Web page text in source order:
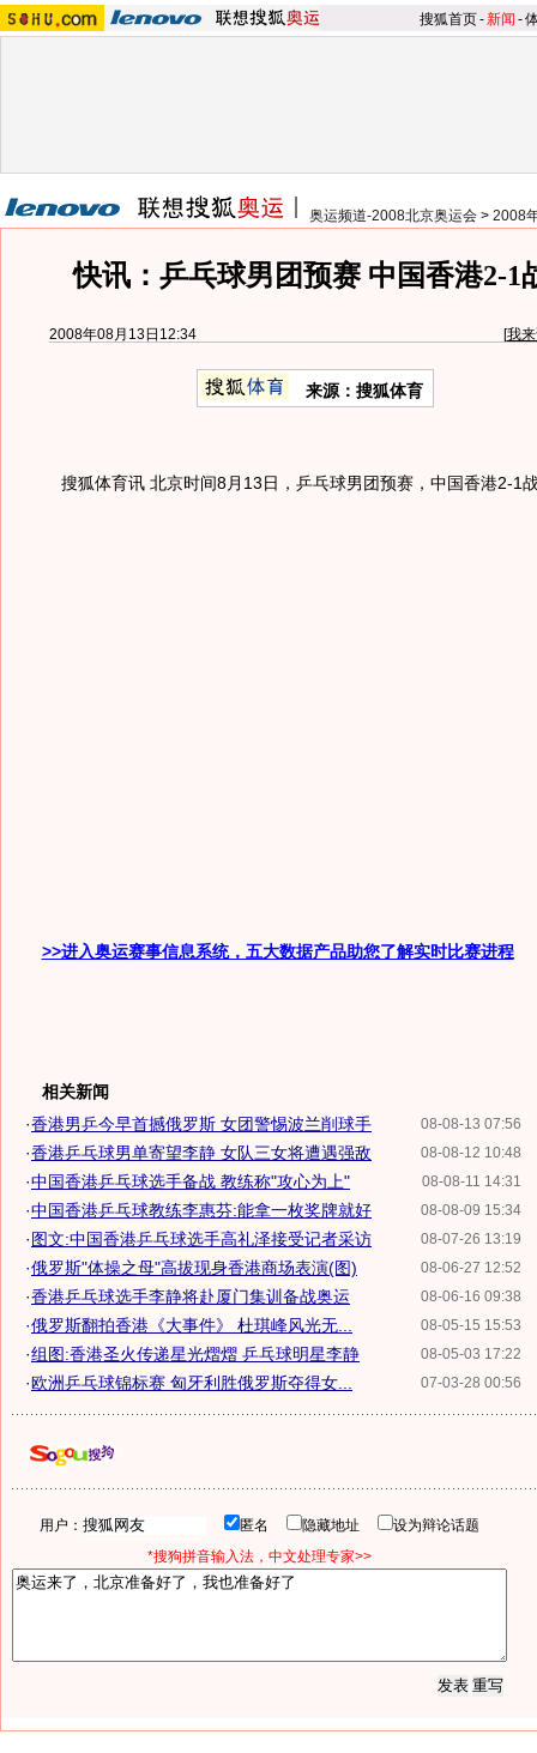
搜狐首页-新闻 -
奥运频道-2008北京奥运会 > 2008
快讯：乒乓球男团预赛 中国香港2-1
2008年08月13日12:34 [我
来源：搜狐体育
搜狐体育讯 北京时间8月13日，乒乓球男团预赛，中国香港2-1
>>进入奥运赛事信息系统，五大数据产品助您了解实时比赛进程
相关新闻
08-08-13 07:56
·香港男乒今早首撼俄罗斯 女团警惕波兰削球手
08-08-12 10:48
·香港乒乓球男单寄望李静 女队三女将遭遇强敌
08-08-11 14:31
·中国香港乒乓球选手备战 教练称"攻心为上"
08-08-09 15:34
·中国香港乒乓球教练李惠芬:能拿一枚奖牌就好
08-07-26 13:19
·图文:中国香港乒乓球选手高礼泽接受记者采访
08-06-27 12:52
·俄罗斯"体操之母"高拔现身香港商场表演(图)
08-06-16 09:38
·香港乒乓球选手李静将赴厦门集训备战奥运
08-05-15 15:53
·俄罗斯翻拍香港《大事件》 杜琪峰风光无...
08-05-03 17:22
·组图:香港圣火传递星光熠熠 乒乓球明星李静
07-03-28 00:56
·欧洲乒乓球锦标赛 匈牙利胜俄罗斯夺得女...
用户： 匿名 隐藏地址
设为辩论话题
*搜狗拼音输入法，中文处理专家>>